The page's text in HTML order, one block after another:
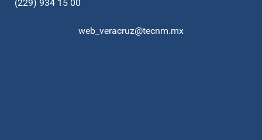
(229) 934 15 00
web_veracruz@tecnm.mx